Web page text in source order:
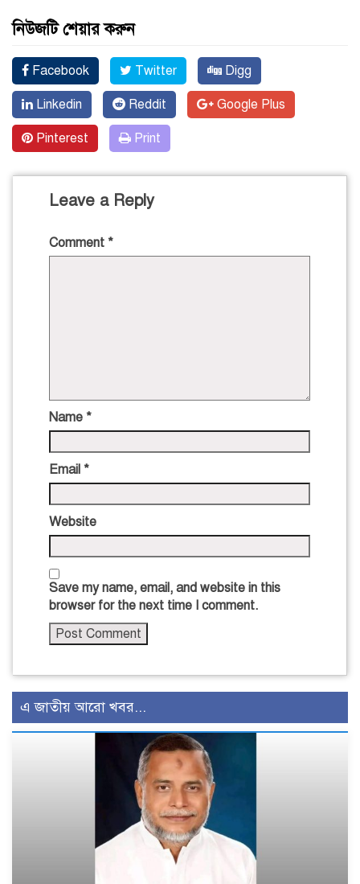
নিউজটি শেয়ার করুন
Facebook Twitter Digg
Linkedin Reddit Google Plus
Pinterest Print
Leave a Reply
Comment *
Name *
Email *
Website
Save my name, email, and website in this
browser for the next time I comment.
এ জাতীয় আরো খবর...